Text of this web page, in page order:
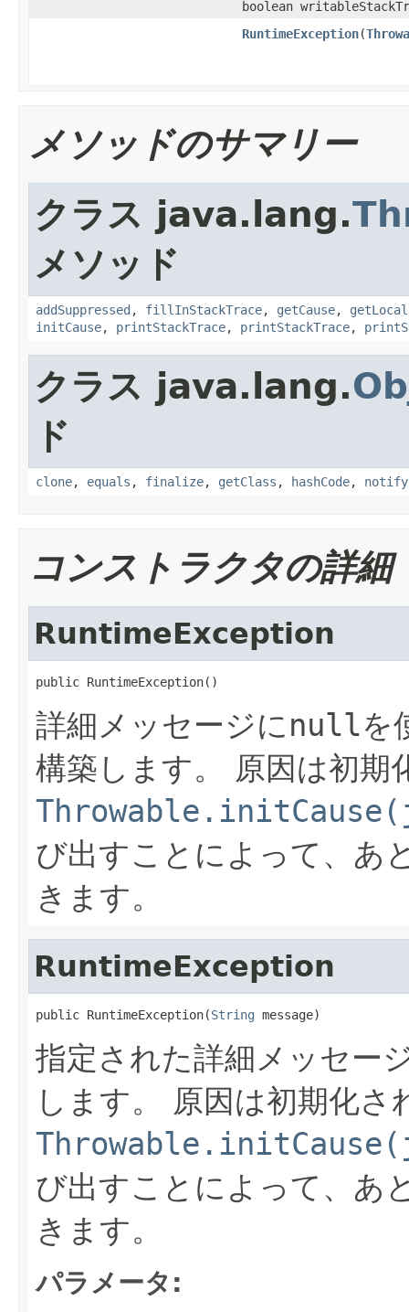
boolean
RuntimeException(
メソッドのサマリー
クラス java.lang.
メソッド
addSuppressed , fillInStackTrace, getCause,
initCause, printStackTrace, printStackTrace,
クラス java.lang.
ド
clone, equals , finalize, getClass , hashCode, notify
コンストラクタの詳細
RuntimeException
public RuntimeException()
詳細メッセージにnullを
構築します。
原因は初期
び出すことによって、あ
きます。
RuntimeException
public RuntimeException(String message)
指定された詳細メッセー
します。
原因は初期化さ
び出すことによって、あ
きます。
パラメータ: